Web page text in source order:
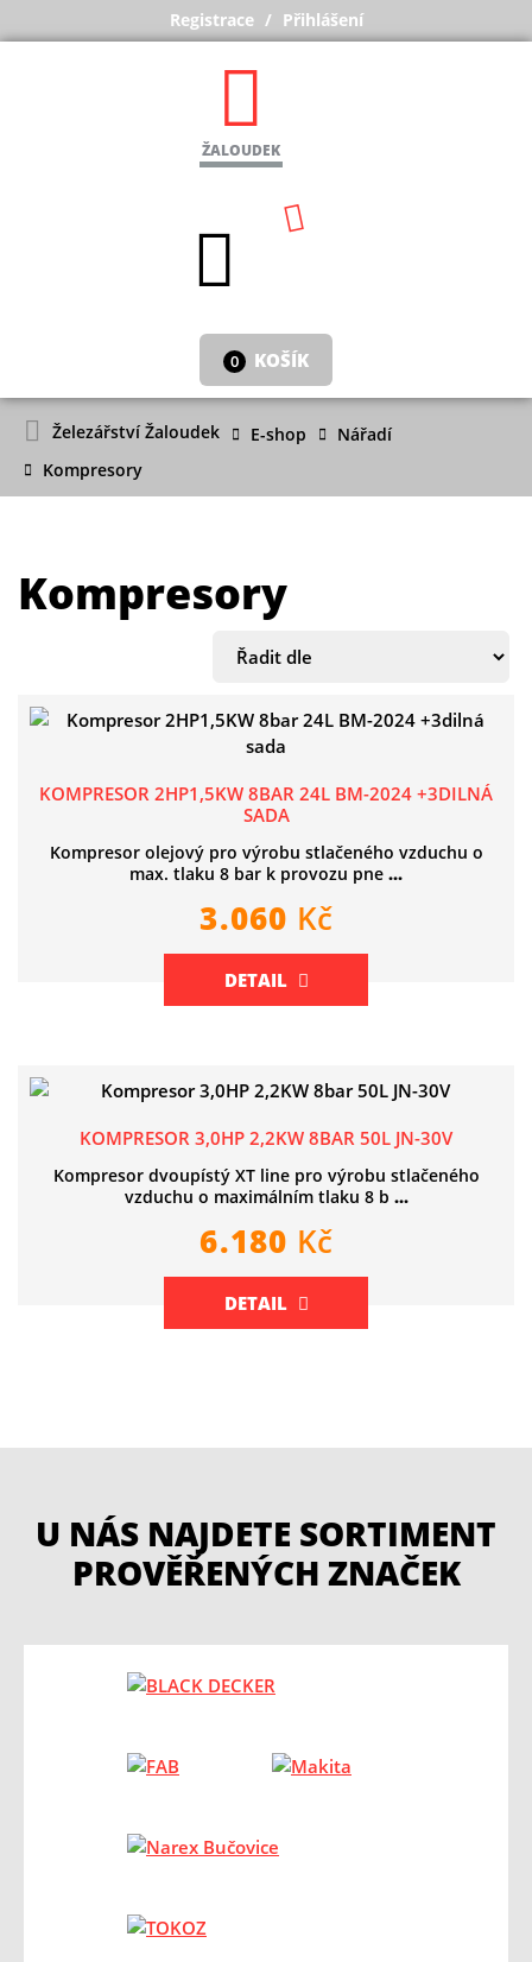
Registrace Přihlášení
ŽALOUDEK
0 KOŠÍK
Železářství Žaloudek E-shop
Nářadí
Kompresory
Kompresory
KOMPRESOR 2HP1,5KW 8BAR 24L BM-2024 +3DILNÁ
SADA
Kompresor olejový pro výrobu stlačeného vzduchu o
max. tlaku 8 bar k provozu pne ...
3.060 Kč
DETAIL
KOMPRESOR 3,0HP 2,2KW 8BAR 50L JN-30V
Kompresor dvoupístý XT line pro výrobu stlačeného
vzduchu o maximálním tlaku 8 b ...
6.180 Kč
DETAIL
U NÁS NAJDETE SORTIMENT
PROVĚŘENÝCH ZNAČEK